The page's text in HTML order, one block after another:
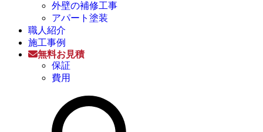
外壁の補修工事
アパート塗装
職人紹介
施工事例
無料お見積
保証
費用